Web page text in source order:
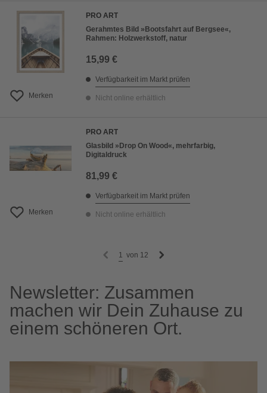
Merken
PRO ART
Gerahmtes Bild »Bootsfahrt auf Bergsee«,
Rahmen: Holzwerkstoff, natur
15,99 €
Verfügbarkeit im Markt prüfen
Nicht online erhältlich
Merken
PRO ART
Glasbild »Drop On Wood«, mehrfarbig,
Digitaldruck
81,99 €
Verfügbarkeit im Markt prüfen
Nicht online erhältlich
1 von 12
Newsletter: Zusammen
machen wir Dein Zuhause zu
einem schöneren Ort.